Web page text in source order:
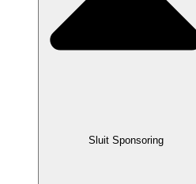
Sluit Sponsoring